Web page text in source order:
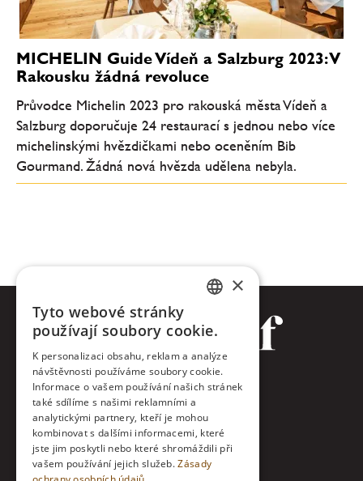
MICHELIN Guide Vídeň a Salzburg 2023: V
Rakousku žádná revoluce
Průvodce Michelin 2023 pro rakouská města Vídeň a
Salzburg doporučuje 24 restaurací s jednou nebo více
michelinskými hvězdičkami nebo oceněním Bib
Gourmand. Žádná nová hvězda udělena nebyla.
Facebook
Twitter
Instagram
ENGLISH
×
Tyto webové stránky
používají soubory cookie.
K personalizaci obsahu, reklam a analýze
návštěvnosti používáme soubory cookie.
Informace o vašem používání našich stránek
také sdílíme s našimi reklamními a
analytickými partnery, kteří je mohou
kombinovat s dalšími informacemi, které
jste jim poskytli nebo které shromáždili při
vašem používání jejich služeb.Zásady